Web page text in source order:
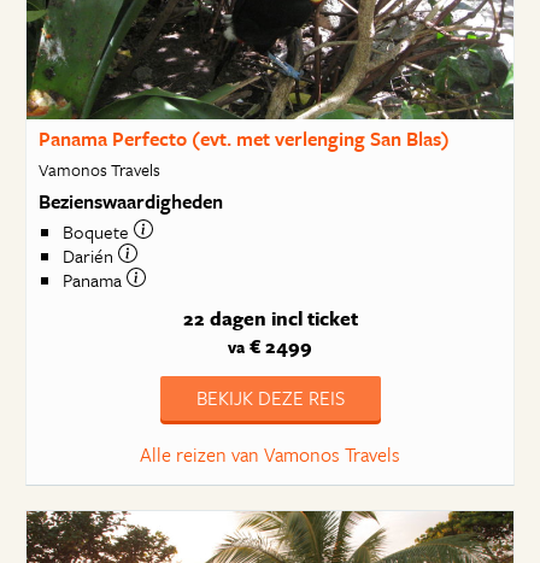
Panama Perfecto (evt. met verlenging San Blas)
Vamonos Travels
Bezienswaardigheden
Boquete
Darién
Panama
22 dagen incl ticket
va € 2499
BEKIJK DEZE REIS
Alle reizen van Vamonos Travels